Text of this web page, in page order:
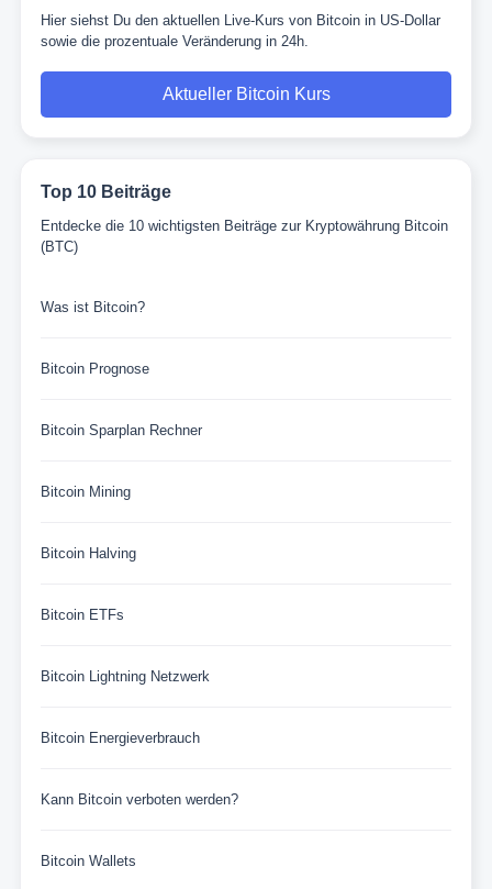
Hier siehst Du den aktuellen Live-Kurs von Bitcoin in US-Dollar
sowie die prozentuale Veränderung in 24h.
Aktueller Bitcoin Kurs
Top 10 Beiträge
Entdecke die 10 wichtigsten Beiträge zur Kryptowährung Bitcoin
(BTC)
Was ist Bitcoin?
Bitcoin Prognose
Bitcoin Sparplan Rechner
Bitcoin Mining
Bitcoin Halving
Bitcoin ETFs
Bitcoin Lightning Netzwerk
Bitcoin Energieverbrauch
Kann Bitcoin verboten werden?
Bitcoin Wallets